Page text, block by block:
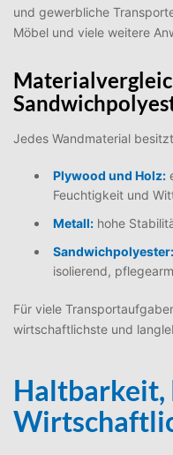
und gewerbliche
Möbel und viele weitere
Jedes Wandmaterial
Plywood und Holz:
Feuchtigkeit und
Metall: hohe
Sandwichpolyester:
isolierend,
Für viele
wirtschaftlichste und
Haltbarkeit,